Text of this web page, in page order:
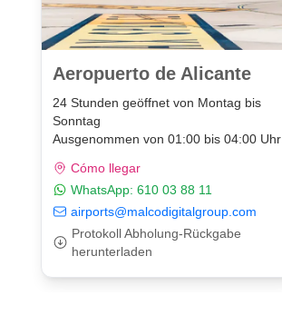
Aeropuerto de Alicante
24 Stunden geöffnet von Montag bis
Sonntag
Ausgenommen von 01:00 bis 04:00 Uhr
Cómo llegar
WhatsApp: 610 03 88 11
airports@malcodigitalgroup.com
Protokoll Abholung-Rückgabe
herunterladen